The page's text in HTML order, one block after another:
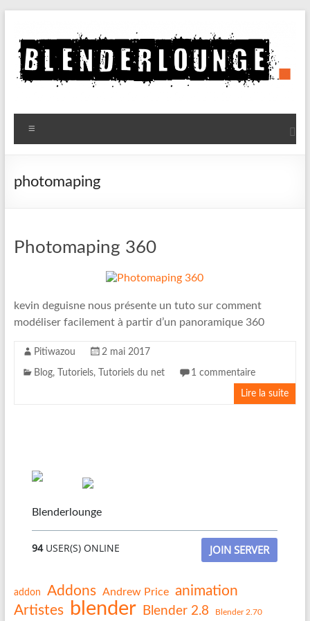
contenu
Blenderlounge
Le
de
photomaping
Photomaping 360
kevin deguisne nous présente un tuto sur comment
modéliser facilement à partir d’un panoramique 360
Pitiwazou 2 mai 2017
Blog, Tutoriels, Tutoriels du net 1 commentaire
Lire la suite
Blenderlounge
94USER(S) ONLINE JOIN SERVER
addon Addons Andrew Price animation
Artistes
blender Blender 2.8 Blender 2.70